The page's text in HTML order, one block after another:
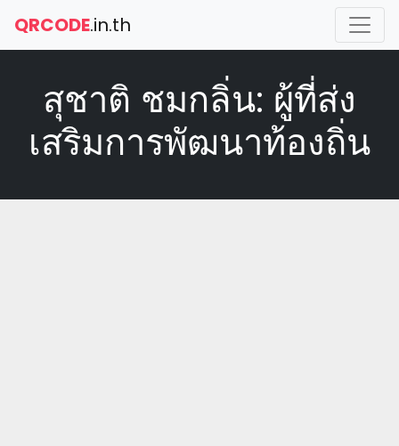
QRCODE.in.th
สุชาติ ชมกลิ่น: ผู้ที่ส่ง
เสริมการพัฒนาท้องถิ่น